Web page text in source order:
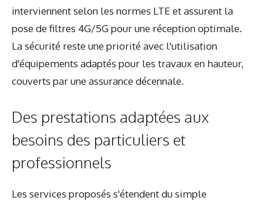
interviennent selon les normes LTE et assurent la
pose de filtres 4G/5G pour une réception optimale.
La sécurité reste une priorité avec l'utilisation
d'équipements adaptés pour les travaux en hauteur,
couverts par une assurance décennale.
Des prestations adaptées aux
besoins des particuliers et
professionnels
Les services proposés s'étendent du simple